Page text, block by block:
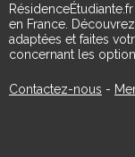
en France.
adaptées et faites
concernant les
Contactez-nous -